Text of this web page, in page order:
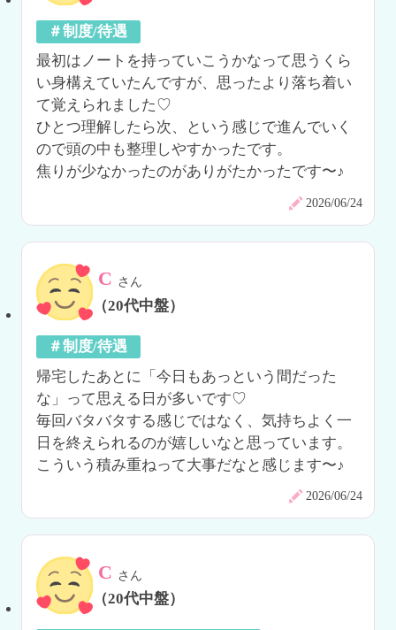
＃制度/待遇
最初はノートを持っていこうかなって思うくら
い身構えていたんですが、思ったより落ち着い
て覚えられました♡
ひとつ理解したら次、という感じで進んでいく
ので頭の中も整理しやすかったです。
焦りが少なかったのがありがたかったです〜♪
2026/06/24
C さん
（20代中盤）
＃制度/待遇
帰宅したあとに「今日もあっという間だった
な」って思える日が多いです♡
毎回バタバタする感じではなく、気持ちよく一
日を終えられるのが嬉しいなと思っています。
こういう積み重ねって大事だなと感じます〜♪
2026/06/24
C さん
（20代中盤）